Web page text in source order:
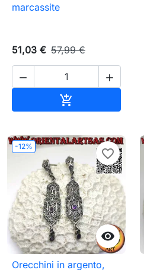
marcassite
51,03 € 57,99 €
 

-12%

favorite_border
Orecchini in argento,